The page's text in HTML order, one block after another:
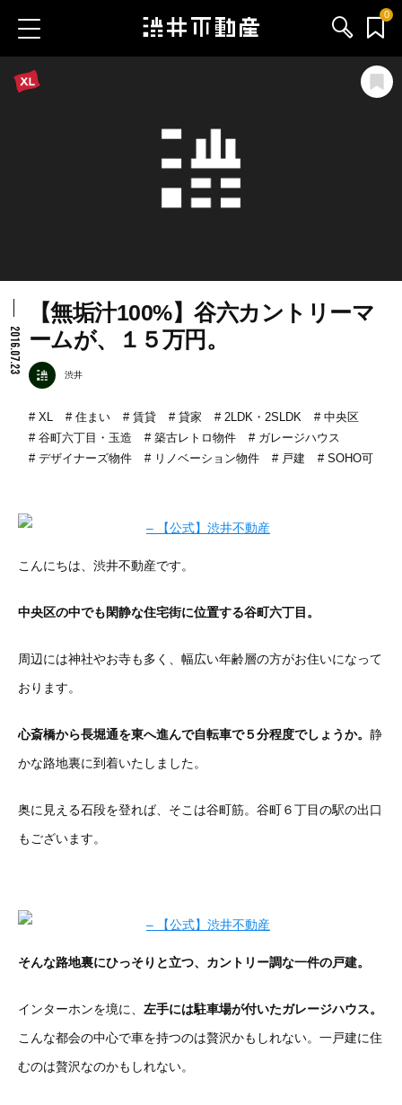
0
会社情報
2016.07.23
【無垢汁100%】谷六カントリーマ
ームが、１５万円。
渋井
XL 住まい 賃貸 貸家 2LDK・2SLDK
中央区
谷町六丁目・玉造
築古レトロ物件
ガレージハウス
デザイナーズ物件
リノベーション物件 戸建 SOHO可
こんにちは、渋井不動産です。
中央区の中でも閑静な住宅街に位置する谷町六丁目。
周辺には神社やお寺も多く、幅広い年齢層の方がお住いになって
おります。
心斎橋から長堀通を東へ進んで自転車で５分程度でしょうか。 静
かな路地裏に到着いたしました。
奥に見える石段を登れば、そこは谷町筋。谷町６丁目の駅の出口
もございます。
そんな路地裏にひっそりと立つ、カントリー調な一件の戸建。
インターホンを境に、 左手には駐車場が付いたガレージハウス。
こんな都会の中心で車を持つのは贅沢かもしれない。一戸建に住
むのは贅沢なのかもしれない。